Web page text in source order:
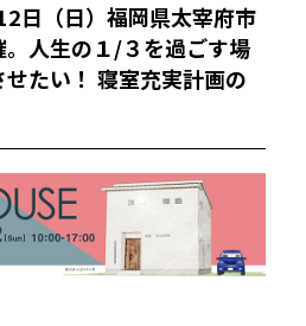
日（日）福岡県太宰府市
人生の１/３を過ごす場
たい！ 寝室充実計画の